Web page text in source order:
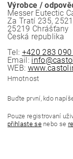
Výrobce /
Messer Eutectic
Za Tratí 235,
25219 Chrášťany
Česká republika
Tel: +420 283 090
Email:
WEB:
Hmotnost
Buďte první, kdo
Pouze registrovaní
přihlaste senebo se